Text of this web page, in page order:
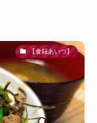
【食録あいづ】